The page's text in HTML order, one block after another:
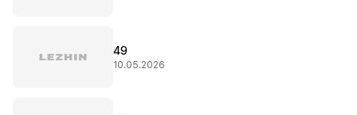
49
10.05.2026